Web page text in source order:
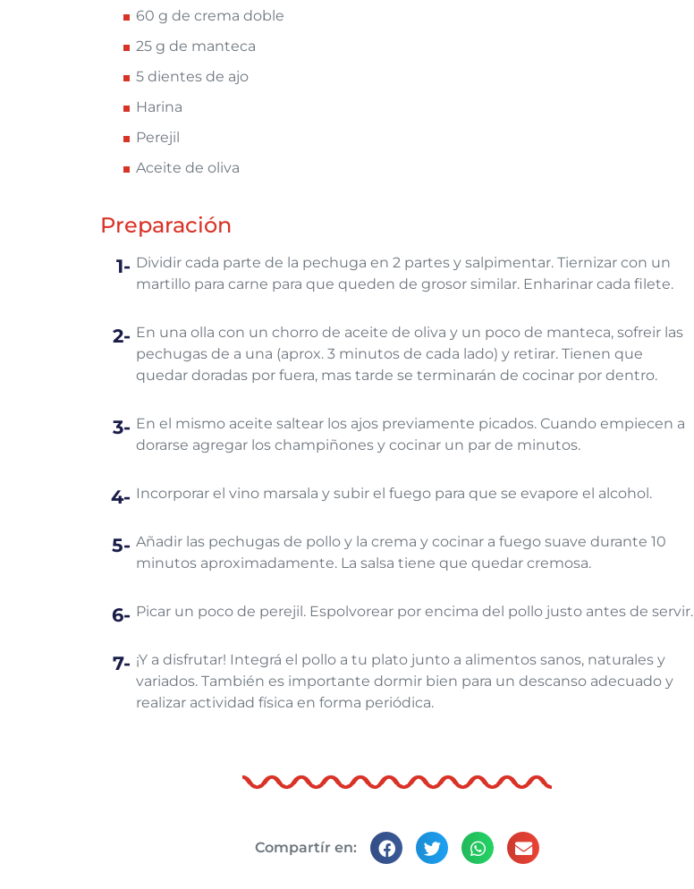
60 g de crema doble
25 g de manteca
5 dientes de ajo
Harina
Perejil
Aceite de oliva
Preparación
Dividir cada parte de la pechuga en 2 partes y salpimentar. Tiernizar con un
martillo para carne para que queden de grosor similar. Enharinar cada filete.
En una olla con un chorro de aceite de oliva y un poco de manteca, sofreir las
pechugas de a una (aprox. 3 minutos de cada lado) y retirar. Tienen que
quedar doradas por fuera, mas tarde se terminarán de cocinar por dentro.
En el mismo aceite saltear los ajos previamente picados. Cuando empiecen a
dorarse agregar los champiñones y cocinar un par de minutos.
Incorporar el vino marsala y subir el fuego para que se evapore el alcohol.
Añadir las pechugas de pollo y la crema y cocinar a fuego suave durante 10
minutos aproximadamente. La salsa tiene que quedar cremosa.
Picar un poco de perejil. Espolvorear por encima del pollo justo antes de servir.
¡Y a disfrutar! Integrá el pollo a tu plato junto a alimentos sanos​, naturales ​y
variados.​ También es importante dormir bien para un descanso adecuado y
realizar actividad física en forma periódica.
Compartír en: